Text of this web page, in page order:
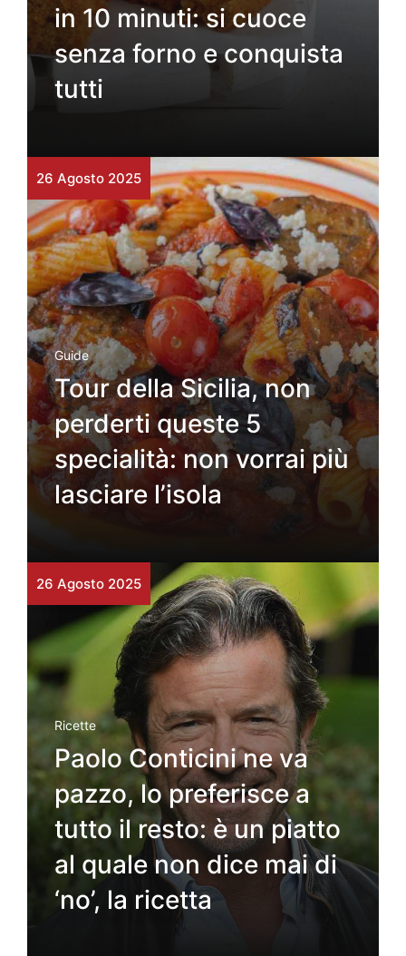
in 10 minuti: si cuoce
senza forno e conquista
tutti
26 Agosto 2025
Guide
Tour della Sicilia, non
perderti queste 5
specialità: non vorrai più
lasciare l’isola
26 Agosto 2025
Ricette
Paolo Conticini ne va
pazzo, lo preferisce a
tutto il resto: è un piatto
al quale non dice mai di
‘no’, la ricetta